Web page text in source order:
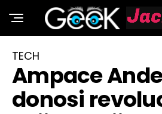
GeeK.hr
TECH
Ampace
donosi